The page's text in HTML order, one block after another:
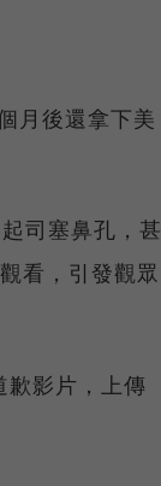
月後還拿下美
司塞鼻孔，甚
看，引發觀眾
影片，上傳